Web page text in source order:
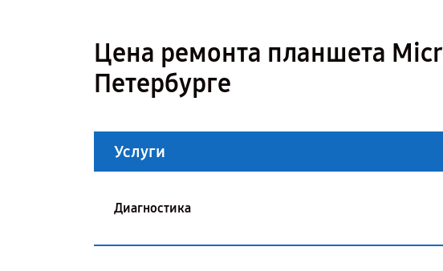
Цена ремонта планшета
Петербурге
Услуги
Диагностика